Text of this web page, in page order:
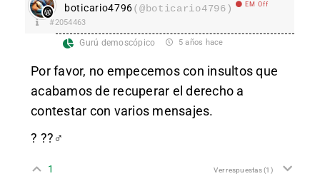
boticario4796(@boticario4796) EM Off
#2054463
Gurú demoscópico 5 años hace
Por favor, no empecemos con insultos que
acabamos de recuperar el derecho a
contestar con varios mensajes.
? ??‍♂️
1 Ver respuestas(1)